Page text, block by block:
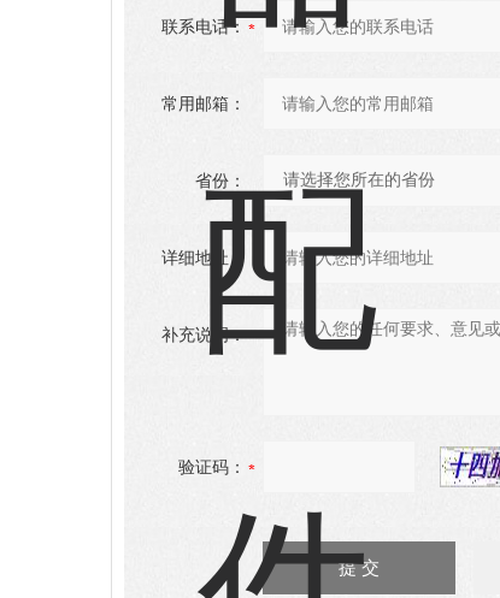
联系电话：
常用邮箱：
省份：
详细地址：
补充说明：
验证码：